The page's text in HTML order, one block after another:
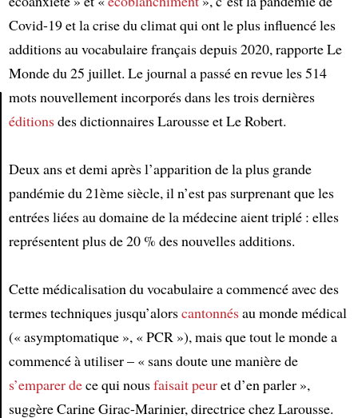
Covid-19 et la crise du climat qui ont le plus influencé les
additions au vocabulaire français depuis 2020, rapporte Le
Monde du 25 juillet. Le journal a passé en revue les 514
mots nouvellement incorporés dans les trois dernières
éditionsdes dictionnaires Larousse et Le Robert.
Deux ans et demi après l’apparition de la plus grande
pandémie du 21ème siècle, il n’est pas surprenant que les
entrées liées au domaine de la médecine aient triplé : elles
représentent plus de 20 % des nouvelles additions.
Cette médicalisation du vocabulaire a commencé avec des
termes techniques jusqu’alorscantonnésau monde médical
(« asymptomatique », « PCR »), mais que tout le monde a
commencé à utiliser – « sans doute une manière de
s’emparer dece qui nousfaisait peuret d’en parler »,
suggère Carine Girac-Marinier, directrice chez Larousse.